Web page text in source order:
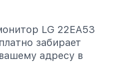
LG 22EA53
забирает
адресу в